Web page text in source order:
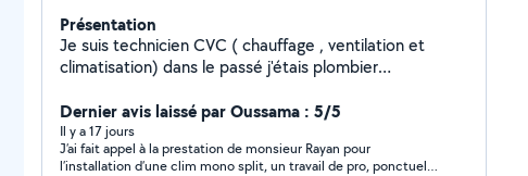
Présentation
Je suis technicien CVC ( chauffage , ventilation et
climatisation) dans le passé j'étais plombier
dans ces domaines sans aucun problème. Suite à une
certaine ancienneté sur Allô Voisin, jetter un oeil sur les
avis. Merci et peut être à bientôt.
Dernier avis laissé par Oussama : 5/5
Il y a 17 jours
J’ai fait appel à la prestation de monsieur Rayan pour
l’installation d’une clim mono split, un travail de pro, ponctuel